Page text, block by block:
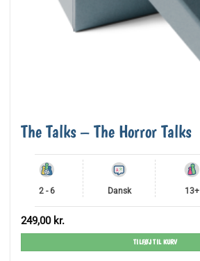
The Talks – The Horror Talks
2 - 6 Dansk 13+
249,00 kr.
TILFØJ TIL KURV